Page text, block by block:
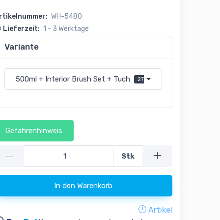
WH-5480
Lieferzeit: 1 - 3 Werktage
Variante
500ml + Interior Brush Set + Tuch 27,95 € (55,91 € pro l)
Gefahrenhinweis
— Stk
In den Warenkorb
Artikel